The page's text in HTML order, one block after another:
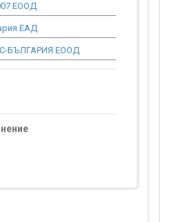
ЕООД
ЕАД
БЪЛГАРИЯ ЕООД